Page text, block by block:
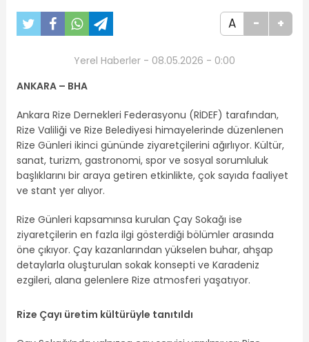
A - +
Yerel Haberler - 08.05.2026 - 0:00
ANKARA – BHA
Ankara Rize Dernekleri Federasyonu (RİDEF) tarafından,
Rize Valiliği ve Rize Belediyesi himayelerinde düzenlenen
Rize Günleri ikinci gününde ziyaretçilerini ağırlıyor. Kültür,
sanat, turizm, gastronomi, spor ve sosyal sorumluluk
başlıklarını bir araya getiren etkinlikte, çok sayıda faaliyet
ve stant yer alıyor.
Rize Günleri kapsamınsa kurulan Çay Sokağı ise
ziyaretçilerin en fazla ilgi gösterdiği bölümler arasında
öne çıkıyor. Çay kazanlarından yükselen buhar, ahşap
detaylarla oluşturulan sokak konsepti ve Karadeniz
ezgileri, alana gelenlere Rize atmosferi yaşatıyor.
Rize Çayı üretim kültürüyle tanıtıldı